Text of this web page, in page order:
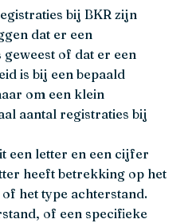
bij BKR zijn
dat er een
of dat er een
is bij een bepaald
om een klein
aantal registraties bij
een letter en een cijfer
heeft betrekking op het
het type achterstand.
of een specifieke